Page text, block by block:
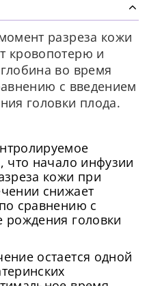
разреза кожи
кровопотерю и
во время
с введением
головки плода.
что начало инфузии
кожи при
снижает
сравнению с
рождения головки
остается одной